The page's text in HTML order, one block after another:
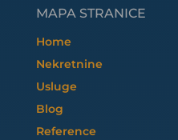
MAPA STRANICE
Home
Nekretnine
Usluge
Blog
Reference